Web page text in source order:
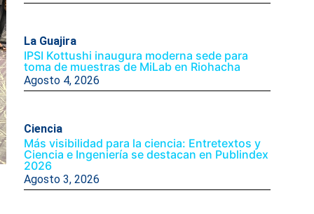
La Guajira
IPSI Kottushi inaugura moderna sede para
toma de muestras de MiLab en Riohacha
Agosto 4, 2026
Ciencia
Más visibilidad para la ciencia: Entretextos y
Ciencia e Ingeniería se destacan en Publindex
2026
Agosto 3, 2026